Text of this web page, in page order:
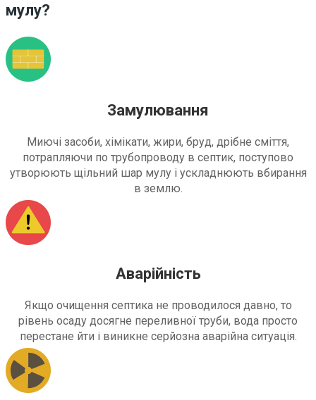
мулу?
Замулювання
Миючі засоби, хімікати, жири, бруд, дрібне сміття,
потрапляючи по трубопроводу в септик, поступово
утворюють щільний шар мулу і ускладнюють вбирання
в землю.
Аварійність
Якщо очищення септика не проводилося давно, то
рівень осаду досягне переливної труби, вода просто
перестане йти і виникне серйозна аварійна ситуація.